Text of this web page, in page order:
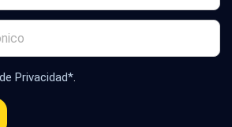
Privacidad*.